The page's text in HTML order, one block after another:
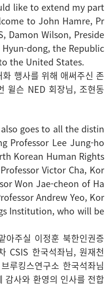
like to extend my part
to John Hamre, Pr
Damon Wilson, Preside
Hyun-dong, the Republic
the United States.
행사를 위해 애써주신 존
윌슨 NED 회장님, 조현동
goes to all the distin
Professor Lee Jung-ho
Korean Human Rights
Victor Cha, Kor
Won Jae-cheon of Ha
Andrew Yeo, Kor
Institution, who will be
아주실 이정훈 북한인권증
CSIS 한국석좌님, 원재천
루킹스연구소 한국석좌님
감사와 환영의 인사를 전합